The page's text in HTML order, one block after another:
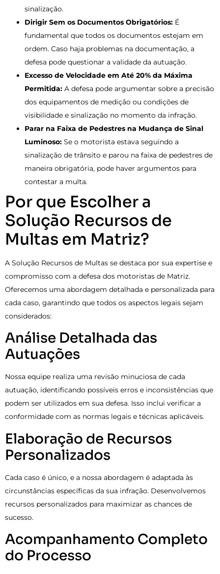
sinalização.
Dirigir Sem os Documentos Obrigatórios: É
fundamental que todos os documentos estejam em
ordem. Caso haja problemas na documentação, a
defesa pode questionar a validade da autuação.
Excesso de Velocidade em Até 20% da Máxima
Permitida: A defesa pode argumentar sobre a precisão
dos equipamentos de medição ou condições de
visibilidade e sinalização no momento da infração.
Parar na Faixa de Pedestres na Mudança de Sinal
Luminoso: Se o motorista estava seguindo a
sinalização de trânsito e parou na faixa de pedestres de
maneira obrigatória, pode haver argumentos para
contestar a multa.
Por que Escolher a
Solução Recursos de
Multas em Matriz?
A Solução Recursos de Multas se destaca por sua expertise e
compromisso com a defesa dos motoristas de Matriz.
Oferecemos uma abordagem detalhada e personalizada para
cada caso, garantindo que todos os aspectos legais sejam
considerados:
Análise Detalhada das
Autuações
Nossa equipe realiza uma revisão minuciosa de cada
autuação, identificando possíveis erros e inconsistências que
podem ser utilizados em sua defesa. Isso inclui verificar a
conformidade com as normas legais e técnicas aplicáveis.
Elaboração de Recursos
Personalizados
Cada caso é único, e a nossa abordagem é adaptada às
circunstâncias específicas da sua infração. Desenvolvemos
recursos personalizados para maximizar as chances de
sucesso.
Acompanhamento Completo
do Processo